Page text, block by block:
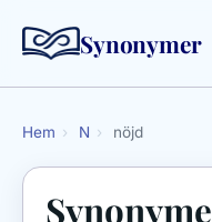
Synonymer
Hem › N › nöjd